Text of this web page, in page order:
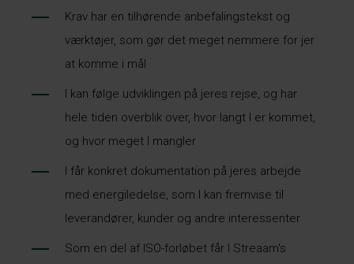
Krav har en tilhørende anbefalingstekst og
værktøjer, som gør det meget nemmere for jer
at komme i mål
I kan følge udviklingen på jeres rejse, og har
hele tiden overblik over, hvor langt I er kommet,
og hvor meget I mangler
I får konkret dokumentation på jeres arbejde
med energiledelse, som I kan fremvise til
leverandører, kunder og andre interessenter
Som en del af ISO-forløbet får I Streaam's